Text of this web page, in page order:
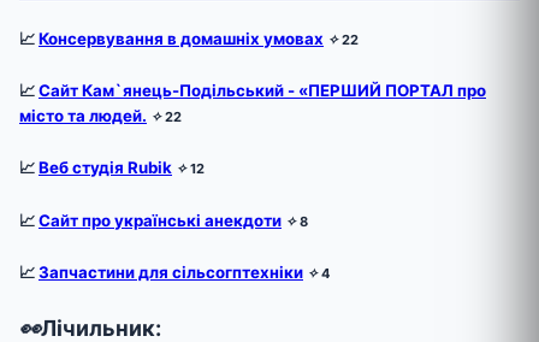
📈Консервування в домашніх умовах ✧22
📈Сайт Кам`янець-Подільський - «ПЕРШИЙ ПОРТАЛ про
місто та людей. ✧22
📈Веб студія Rubik ✧12
📈Сайт про українські анекдоти ✧8
📈Запчастини для сільсогптехніки ✧4
👀Лічильник: